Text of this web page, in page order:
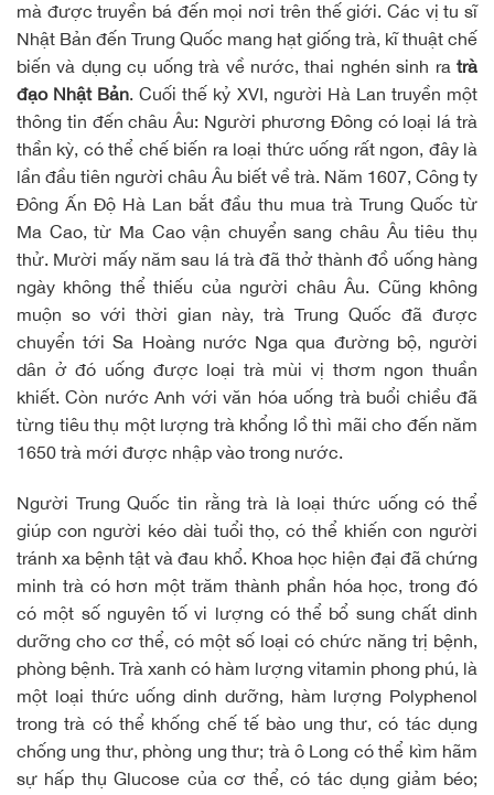
mà được truyền bá đến mọi nơi trên thế giới. Các vị tu sĩ
Nhật Bản đến Trung Quốc mang hạt giống trà, kĩ thuật chế
biến và dụng cụ uống trà về nước, thai nghén sinh ra trà
đạo Nhật Bản. Cuối thế kỷ XVI, người Hà Lan truyền một
thông tin đến châu Âu: Người phương Đông có loại lá trà
thần kỳ, có thể chế biến ra loại thức uống rất ngon, đây là
lần đầu tiên người châu Âu biết về trà. Năm 1607, Công ty
Đông Ấn Độ Hà Lan bắt đầu thu mua trà Trung Quốc từ
Ma Cao, từ Ma Cao vận chuyển sang châu Âu tiêu thụ
thử. Mười mấy năm sau lá trà đã thở thành đồ uống hàng
ngày không thể thiếu của người châu Âu. Cũng không
muộn so với thời gian này, trà Trung Quốc đã được
chuyển tới Sa Hoàng nước Nga qua đường bộ, người
dân ở đó uống được loại trà mùi vị thơm ngon thuần
khiết. Còn nước Anh với văn hóa uống trà buổi chiều đã
từng tiêu thụ một lượng trà khổng lồ thì mãi cho đến năm
1650 trà mới được nhập vào trong nước.
Người Trung Quốc tin rằng trà là loại thức uống có thể
giúp con người kéo dài tuổi thọ, có thể khiến con người
tránh xa bệnh tật và đau khổ. Khoa học hiện đại đã chứng
minh trà có hơn một trăm thành phần hóa học, trong đó
có một số nguyên tố vi lượng có thể bổ sung chất dinh
dưỡng cho cơ thể, có một số loại có chức năng trị bệnh,
phòng bệnh. Trà xanh có hàm lượng vitamin phong phú, là
một loại thức uống dinh dưỡng, hàm lượng Polyphenol
trong trà có thể khống chế tế bào ung thư, có tác dụng
chống ung thư, phòng ung thư; trà ô Long có thể kìm hãm
sự hấp thụ Glucose của cơ thể, có tác dụng giảm béo;